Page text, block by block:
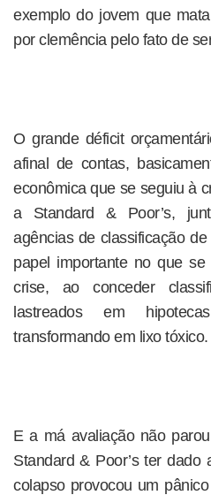
exemplo do jovem que
por clemência pelo fato de
O grande déficit
afinal de contas,
econômica que se seguiu à
a Standard & Poor’s,
agências de classificação
papel importante no que
crise, ao conceder
lastreados em
transformando em lixo tóxico.
E a má avaliação não
Standard & Poor’s ter dado
colapso provocou um